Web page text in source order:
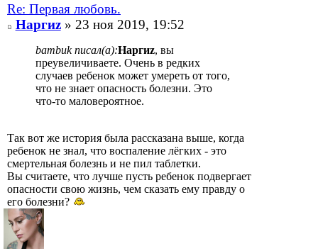
Re: Первая любовь.
Наргиz» 23 ноя 2019, 19:52
bambuk писал(а):Наргиz, вы
преувеличиваете. Очень в редких
случаев ребенок может умереть от того,
что не знает опасность болезни. Это
что-то маловероятное.
Так вот же история была рассказана выше, когда
ребенок не знал, что воспаление лёгких - это
смертельная болезнь и не пил таблетки.
Вы считаете, что лучше пусть ребенок подвергает
опасности свою жизнь, чем сказать ему правду о
его болезни?